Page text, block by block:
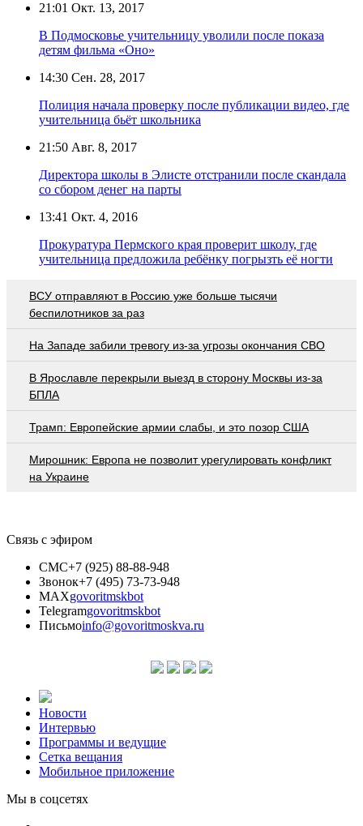
21:01 Окт. 13, 2017
В Подмосковье учительницу уволили после показа
детям фильма «Оно»
14:30 Сен. 28, 2017
Полиция начала проверку после публикации видео, где
учительница бьёт школьника
21:50 Авг. 8, 2017
Директора школы в Элисте отстранили после скандала
со сбором денег на парты
13:41 Окт. 4, 2016
Прокуратура Пермского края проверит школу, где
учительница предложила ребёнку погрызть её ногти
ВСУ отправляют в Россию уже больше тысячи
беспилотников за раз
На Западе забили тревогу из-за угрозы окончания СВО
В Ярославле перекрыли выезд в сторону Москвы из-за
БПЛА
Трамп: Европейские армии слабы, и это позор США
Мирошник: Европа не позволит урегулировать конфликт
на Украине
Связь с эфиром
СМС+7 (925) 88-88-948
Звонок+7 (495) 73-73-948
MAXgovoritmskbot
Telegramgovoritmskbot
Письмоinfo@govoritmoskva.ru
Новости
Интервью
Программы и ведущие
Сетка вещания
Мобильное приложение
Мы в соцсетях